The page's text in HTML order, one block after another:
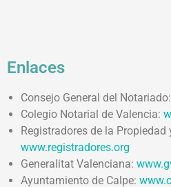
Enlaces
Consejo General del Notariado:
Colegio Notarial de Valencia:
Registradores de la Propiedad
www.registradores.org
Generalitat Valenciana:
Ayuntamiento de Calpe: